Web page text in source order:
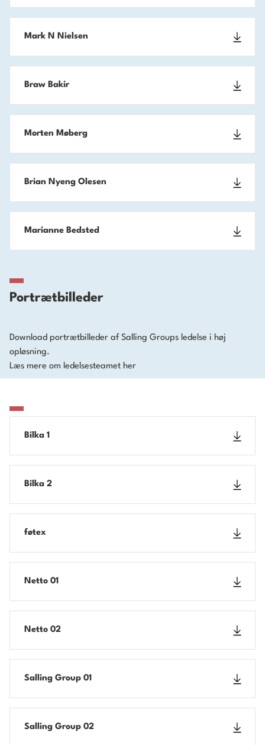
Portrætbilleder
Download portrætbilleder af Salling Groups ledelse i høj
opløsning.
Læs mere om ledelsesteamet her
Mark N Nielsen
Braw Bakir
Morten Møberg
Brian Nyeng Olesen
Marianne Bedsted
Bilka 1
Bilka 2
føtex
Netto 01
Netto 02
Salling Group 01
Salling Group 02